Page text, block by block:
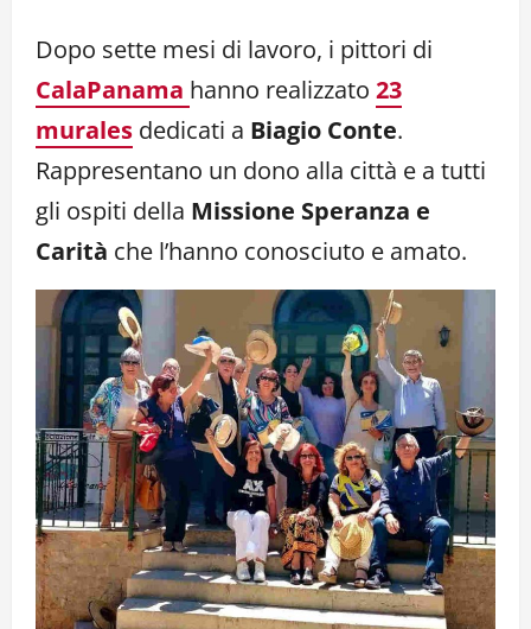
Dopo sette mesi di lavoro, i pittori di
CalaPanama hanno realizzato 23
murales dedicati a Biagio Conte.
Rappresentano un dono alla città e a tutti
gli ospiti della Missione Speranza e
Carità che l’hanno conosciuto e amato.